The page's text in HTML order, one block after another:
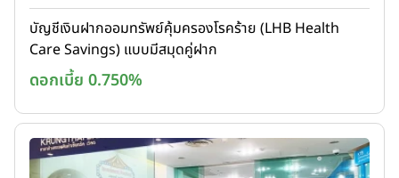
บัญชีเงินฝากออมทรัพย์คุ้มครองโรคร้าย (LHB Health
Care Savings) แบบมีสมุดคู่ฝาก
ดอกเบี้ย 0.750%